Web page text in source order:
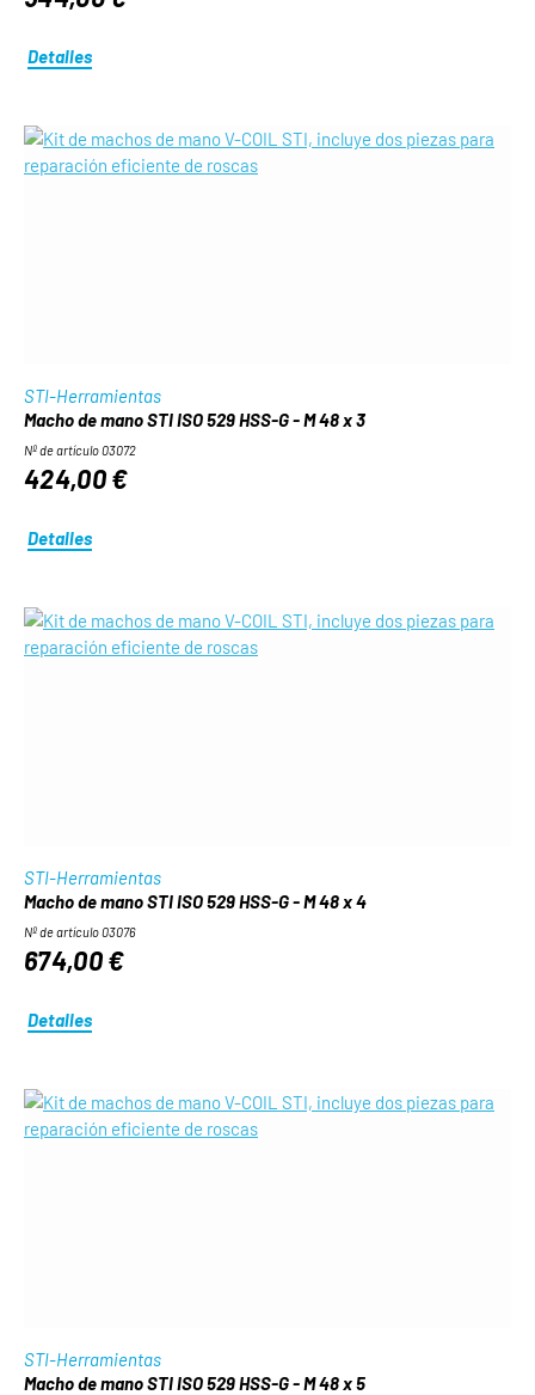
Detalles
STI-Herramientas
Macho de mano STI ISO 529 HSS-G - M 48 x 3
Nº de artículo 03072
424,00 €
Detalles
STI-Herramientas
Macho de mano STI ISO 529 HSS-G - M 48 x 4
Nº de artículo 03076
674,00 €
Detalles
STI-Herramientas
Macho de mano STI ISO 529 HSS-G - M 48 x 5